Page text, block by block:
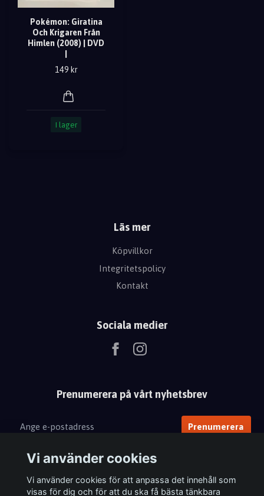
Pokémon: Giratina
Och Krigaren Från
Himlen (2008) | DVD
149 kr
I lager
Läs mer
Köpvillkor
Integritetspolicy
Kontakt
Sociala medier
Prenumerera på vårt nyhetsbrev
Prenumerera
Vi använder cookies
Vi använder cookies för att anpassa det innehåll som
visas för dig och för att du ska få bästa tänkbara